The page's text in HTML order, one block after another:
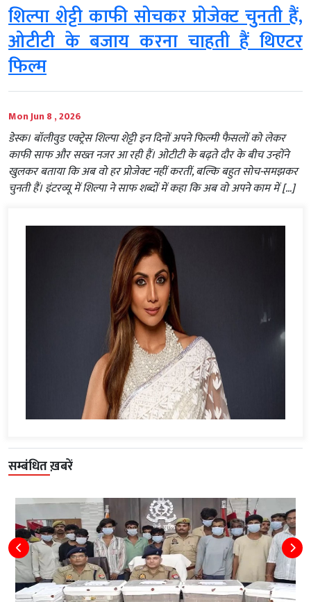
शिल्पा शेट्टी काफी सोचकर प्रोजेक्ट चुनती हैं,
ओटीटी के बजाय करना चाहती हैं थिएटर
फिल्म
Mon Jun 8 , 2026
डेस्क। बॉलीवुड एक्ट्रेस शिल्पा शेट्टी इन दिनों अपने फिल्मी फैसलों को लेकर
काफी साफ और सख्त नजर आ रही हैं। ओटीटी के बढ़ते दौर के बीच उन्होंने
खुलकर बताया कि अब वो हर प्रोजेक्ट नहीं करतीं, बल्कि बहुत सोच-समझकर
चुनती हैं। इंटरव्यू में शिल्पा ने साफ शब्दों में कहा कि अब वो अपने काम में […]
सम्बंधित ख़बरें